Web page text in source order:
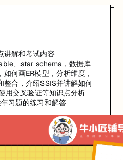
讲解和考试内容
、star schema，数据库
何画ER模型，分析维度，
整合，介绍SSIS并讲解如何
用交叉验证等知识点分析
习题的练习和解答